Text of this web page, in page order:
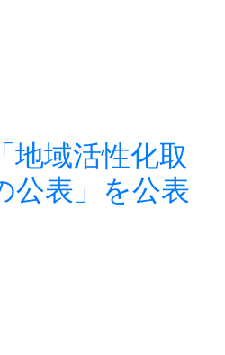
地域活性化取
公表」を公表